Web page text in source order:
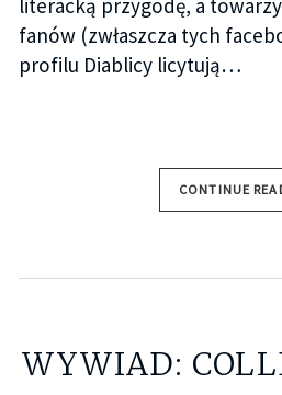
fanów (zwłaszcza tych
profilu Diablicy licytują…
CONTINUE
WYWIAD: